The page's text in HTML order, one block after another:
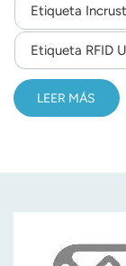
Etiqueta
Etiqueta RFID
LEER MÁS